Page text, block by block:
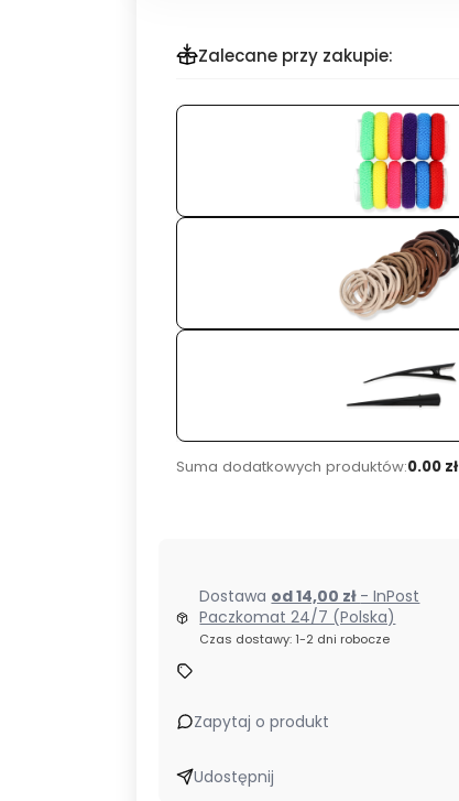
Zalecane przy zakupie:
Suma dodatkowych produktów:0.00 zł
Dostawa od 14,00 zł - InPost
Paczkomat 24/7 (Polska)
Czas dostawy: 1-2 dni robocze
Zapytaj o produkt
Udostępnij